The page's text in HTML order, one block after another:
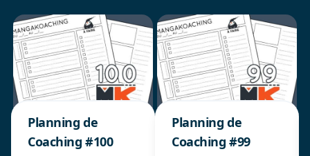
Planning de
Coaching #100
Planning de
Coaching #99